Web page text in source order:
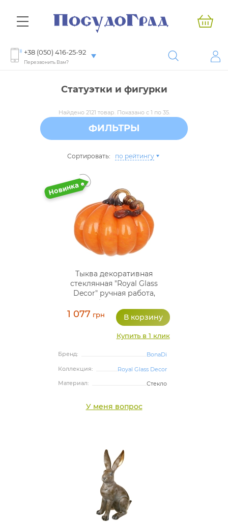
+38 (050) 416-25-92
Перезвонить Вам?
Статуэтки и фигурки
Найдено 2121 товар. Показано с 1 по 35.
ФИЛЬТРЫ
Сортировать: по рейтингу
Тыква декоративная
стеклянная "Royal Glass
Decor" ручная работа,
Ø18х14.5см
1 077 грн
Купить в 1 клик
Бренд:
BonaDi
Коллекция:
Royal Glass Decor
Материал:
Стекло
У меня вопрос